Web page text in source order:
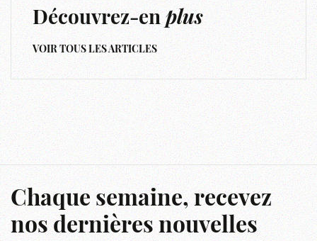
Découvrez-enplus
VOIR TOUS LES ARTICLES
Chaque semaine, recevez
nos dernières nouvelles